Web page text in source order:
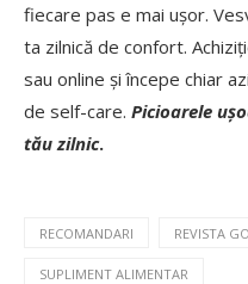
fiecare pas e mai ușor.
ta zilnică de confort.
sau online și începe chiar
de self-care. Picioarele
tău zilnic.
RECOMANDARI REVISTA
SUPLIMENT ALIMENTAR